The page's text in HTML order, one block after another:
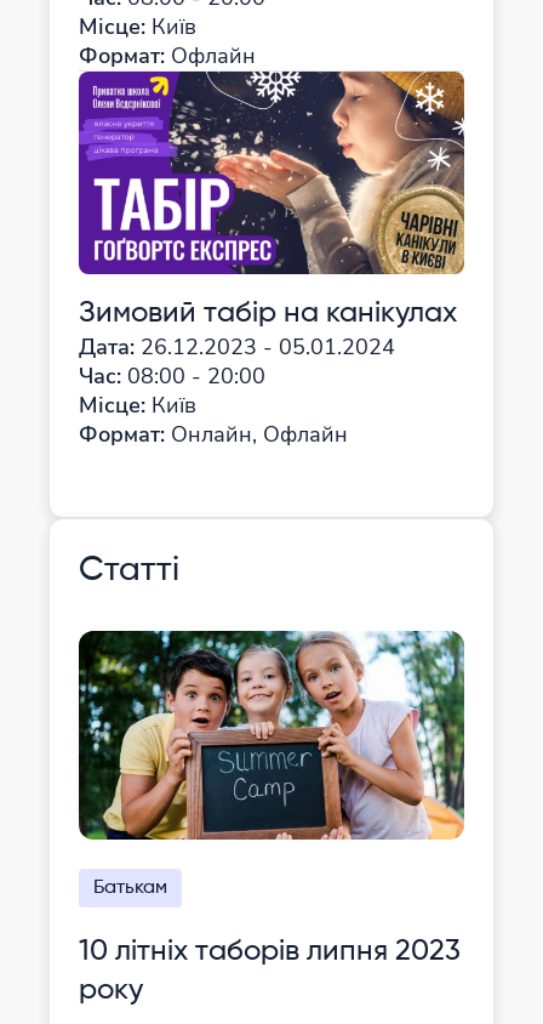
Місце: Київ
Формат: Офлайн
Зимовий табір на канікулах
Дата: 26.12.2023 - 05.01.2024
Час: 08:00 - 20:00
Місце: Київ
Формат: Онлайн, Офлайн
Статті
Батькам
10 літніх таборів липня 2023
року